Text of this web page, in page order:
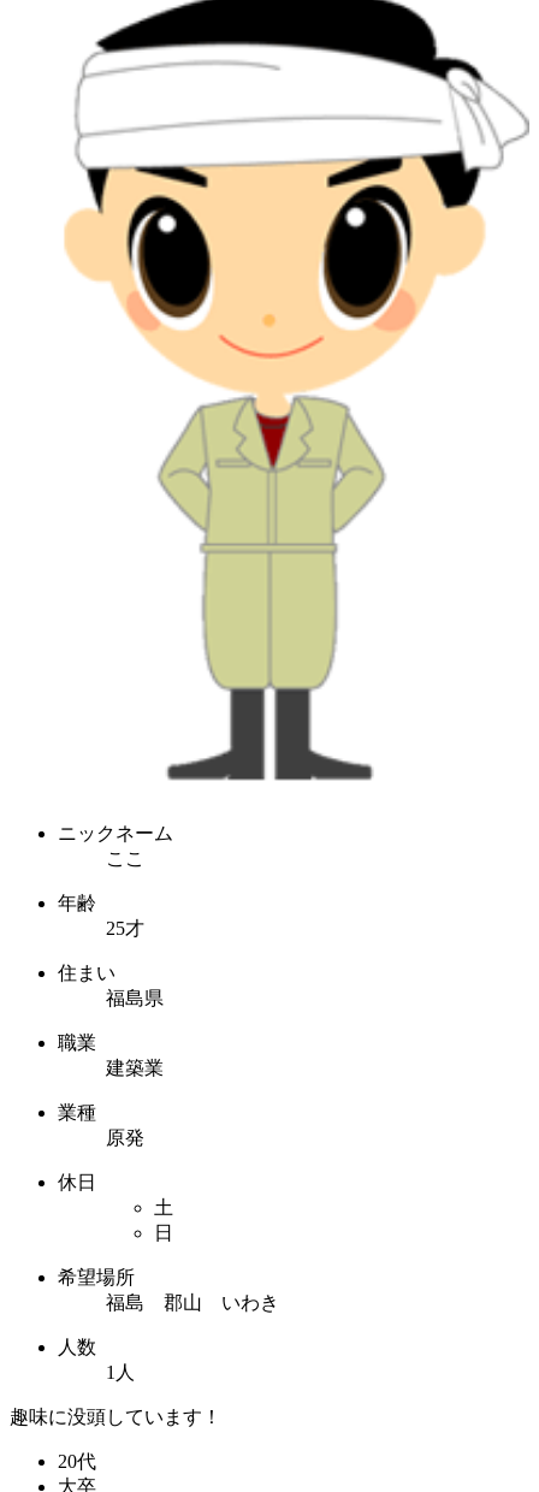
ニックネーム
ここ
年齢
25才
住まい
福島県
職業
建築業
業種
原発
休日
土
日
希望場所
福島 郡山 いわき
人数
1人
趣味に没頭しています！
20代
大卒